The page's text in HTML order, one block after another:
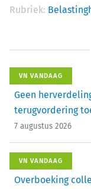
Rubriek:
VN VANDAAG
Geen
terugvordering
7 augustus 2026
VN VANDAAG
Overboeking